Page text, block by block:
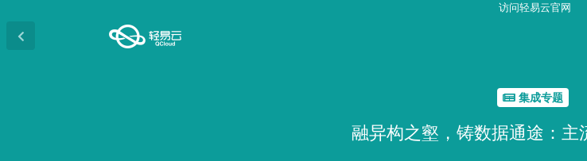
访问轻易云官网
集成专题
融异构之壑，铸数据通途：主